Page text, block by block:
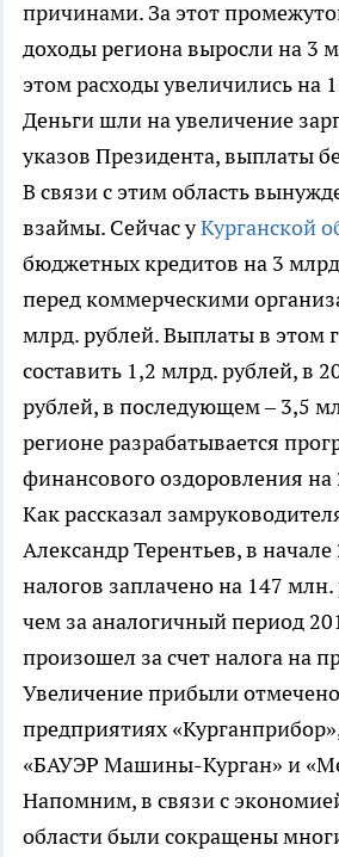
причинами. За этот
доходы региона выросли на 3
этом расходы увеличились на
Деньги шли на увеличение
указов Президента, выплаты
В связи с этим область
взаймы. Сейчас уКурганской
бюджетных кредитов на 3
перед коммерческими
млрд. рублей. Выплаты в этом
составить 1,2 млрд. рублей, в
рублей, в последующем – 3,5
регионе разрабатывается
финансового оздоровления
Как рассказал
Александр Терентьев, в начале
налогов заплачено на 147
чем за аналогичный период
произошел за счет налога на
Увеличение прибыли
предприятиях
«БАУЭР Машины-Курган» и
Напомним, в связи с
области были сокращены